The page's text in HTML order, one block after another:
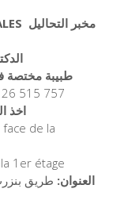
مخبر التحاليل
طبيبة مختصة
515 757
de la
1er étage
العنوان: